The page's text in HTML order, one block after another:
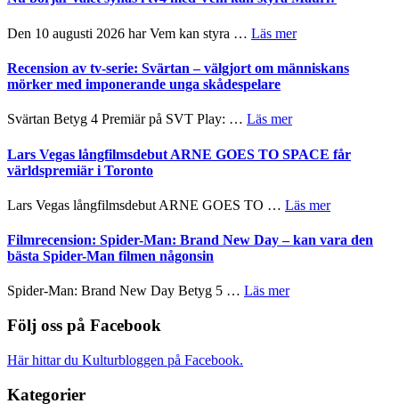
och
Edge
rolig
med
Jackie
storform
Den 10 augusti 2026 har Vem kan styra … Läs merom
börjar
Vem
Mauri?
Recension av tv-serie: Svärtan – välgjort om människans
mörker med imponerande unga skådespelare
Svärtan Betyg 4 Premiär på SVT Play: … Läs merom
av
tv-
Svärtan
–
om
Lars Vegas långfilmsdebut ARNE GOES TO SPACE får
världspremiär i Toronto
Lars Vegas långfilmsdebut ARNE GOES TO … Läs merom
Vegas
Filmrecension: Spider-Man: Brand New Day – kan vara den
bästa Spider-Man filmen någonsin
Spider-Man: Brand New Day Betyg 5 … Läs merom
Följ oss på Facebook
Här hittar du Kulturbloggen på Facebook.
Kategorier